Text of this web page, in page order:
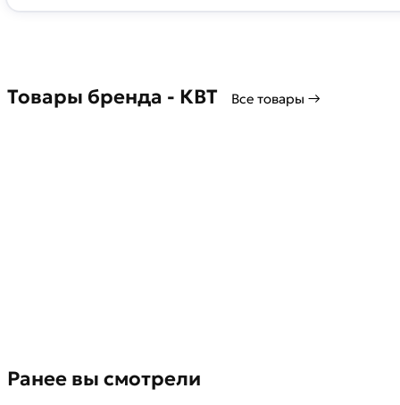
Товары бренда - КВТ Все товары →
Ранее вы смотрели